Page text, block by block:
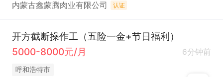
内蒙古鑫蒙腾肉业有限公司 认证
开方截断操作工（五险一金+节日福利）
5000-8000元/月
6分钟前
呼和浩特市